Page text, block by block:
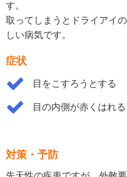
す。
取ってしまうとドライアイ
しい病気です。
症状
目をこすろうとする
目の内側が赤くはれる
対策・予防